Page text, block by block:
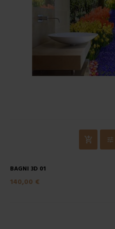
BAGNI 3D 01
140,00 €